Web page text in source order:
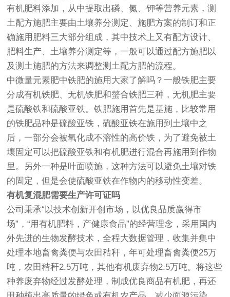
有机肥料添加，从中提取出磷、氮、钾等营养元素，测
土配方施肥主要由土壤养分测定、施肥方案的制订和正
确施用肥料三大部分组成，其中技术上又有配方设计、
肥料生产、土壤养分测定等，一般可以通过配方施肥以
及测土施肥的方法来调整测土配方肥的流程。
中微量元素肥中铁肥的施用大家了解吗？一般铁肥主要
分成有机铁肥、无机铁肥和螯合铁肥三种，无机肥主要
是硫酸铁和硫酸亚铁。铁肥施用首先是基施，比较常用
的铁肥品种是硫酸亚铁，硫酸亚铁在施用到土壤中之
后，一部分会被氧化成不溶性的高价铁，为了避免被土
壤固定可以把硫酸亚铁和有机肥进行混合再施用到作物
里。另外一种是叶面喷施，这种方法可以避免土壤对铁
的固定，但是会使硫酸亚铁在作物内的移动性变差。
有机复混肥需要生产许可证吗
公司秉承“以技术创新开创市场，以优良品质赢得市
场”，“用有机肥料，产健康食品”的经营理念，采用国内
外先进的生物发酵技术，全程大数据管理，收集并集中
处理本地畜禽粪便与农田秸秆，年可处理畜禽粪便25万
吨，农田秸秆2.5万吨，其他有机废弃物2.5万吨。将这些
种养废弃物经过发酵处理，制成优良商品有机肥，再还